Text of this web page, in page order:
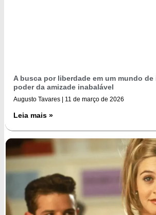
A busca por liberdade em um mundo
poder da amizade inabalável
Augusto Tavares 11 de março de 2026
Leia mais »